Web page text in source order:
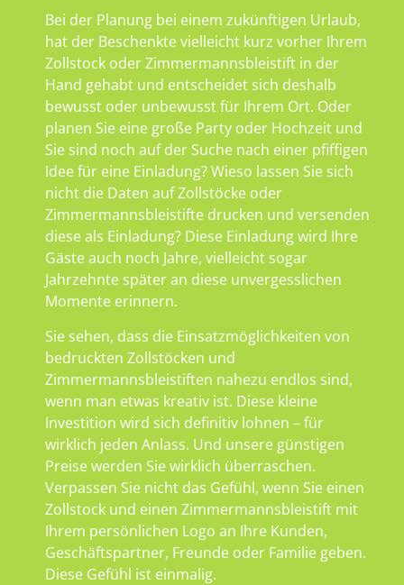
Bei der Planung bei einem zukünftigen Urlaub,
hat der Beschenkte vielleicht kurz vorher Ihrem
Zollstock oder Zimmermannsbleistift in der
Hand gehabt und entscheidet sich deshalb
bewusst oder unbewusst für Ihrem Ort. Oder
planen Sie eine große Party oder Hochzeit und
Sie sind noch auf der Suche nach einer pfiffigen
Idee für eine Einladung? Wieso lassen Sie sich
nicht die Daten auf Zollstöcke oder
Zimmermannsbleistifte drucken und versenden
diese als Einladung? Diese Einladung wird Ihre
Gäste auch noch Jahre, vielleicht sogar
Jahrzehnte später an diese unvergesslichen
Momente erinnern.
Sie sehen, dass die Einsatzmöglichkeiten von
bedruckten Zollstöcken und
Zimmermannsbleistiften nahezu endlos sind,
wenn man etwas kreativ ist. Diese kleine
Investition wird sich definitiv lohnen – für
wirklich jeden Anlass. Und unsere günstigen
Preise werden Sie wirklich überraschen.
Verpassen Sie nicht das Gefühl, wenn Sie einen
Zollstock und einen Zimmermannsbleistift mit
Ihrem persönlichen Logo an Ihre Kunden,
Geschäftspartner, Freunde oder Familie geben.
Diese Gefühl ist einmalig.